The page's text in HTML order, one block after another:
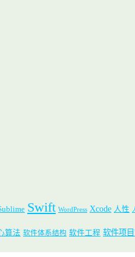
Swift WordPress Xcode 人性
算法 软件体系结构 软件工程 软件项